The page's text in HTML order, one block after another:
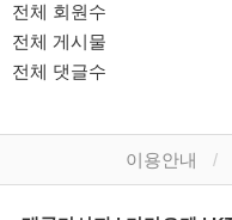
전체 회원수
전체 게시물
전체 댓글수
이용안내